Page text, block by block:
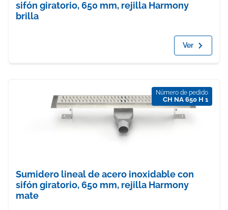
sifón giratorio, 650 mm, rejilla Harmony
brilla
Ver
Número de pedido
CH NA 650 H 1
Sumidero lineal de acero inoxidable con
sifón giratorio, 650 mm, rejilla Harmony
mate